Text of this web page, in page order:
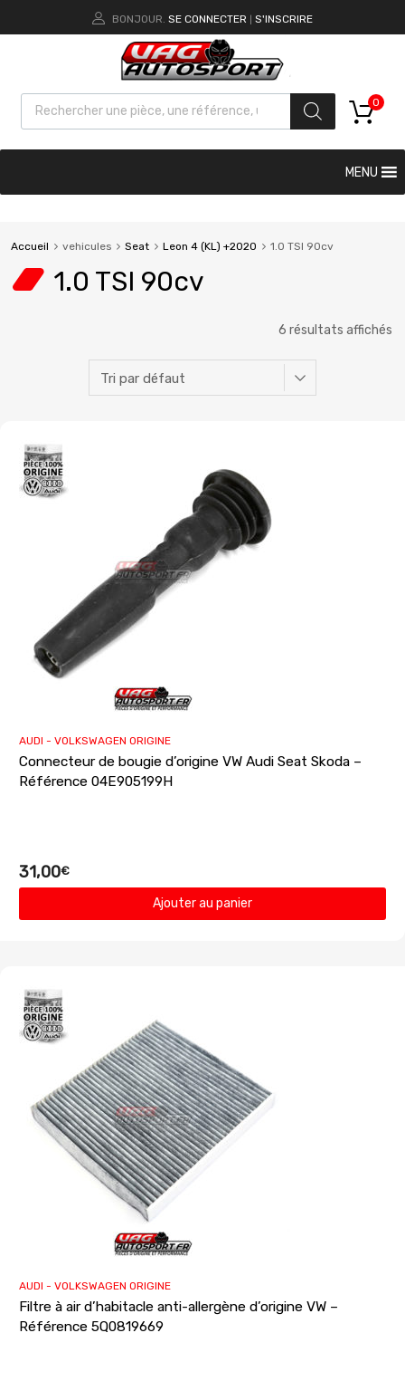
BONJOUR. SE CONNECTER S'INSCRIRE
0
MENU
Accueil vehicules Seat Leon 4 (KL) +2020 1.0 TSI 90cv
1.0 TSI 90cv
6 résultats affichés
AUDI - VOLKSWAGEN ORIGINE
Connecteur de bougie d’origine VW Audi Seat Skoda –
Référence 04E905199H
31,00€
Ajouter au panier
AUDI - VOLKSWAGEN ORIGINE
Filtre à air d’habitacle anti-allergène d’origine VW –
Référence 5Q0819669